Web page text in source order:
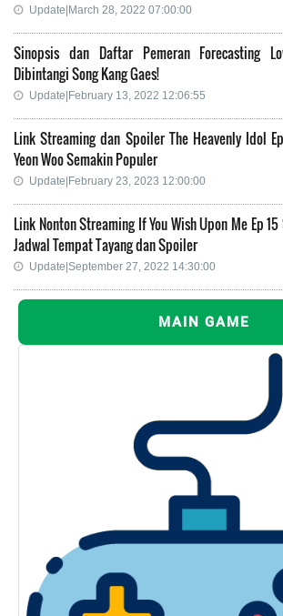
Update|March 28, 2022 07:00:00
Sinopsis dan Daftar Pemeran Forecasting
Dibintangi Song Kang Gaes!
Update|February 13, 2022 12:06:55
Link Streaming dan Spoiler The Heavenly Idol
Yeon Woo Semakin Populer
Update|February 23, 2023 12:00:00
Link Nonton Streaming If You Wish Upon Me Ep
Jadwal Tempat Tayang dan Spoiler
Update|September 27, 2022 14:30:00
MAIN GAME